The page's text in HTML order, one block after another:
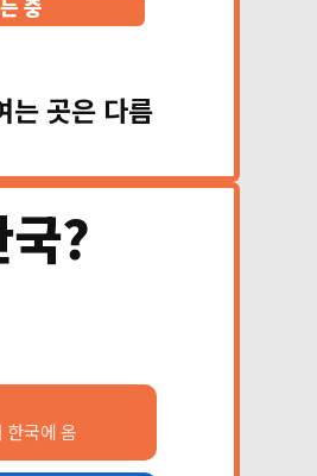
중
는 곳은 다름
?
국에 옴